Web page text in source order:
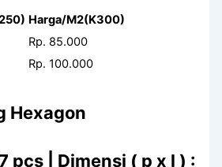
Harga/M2(K300)
Rp. 85.000
Rp. 100.000
Hexagon
pcs | Dimensi ( p x l ) :